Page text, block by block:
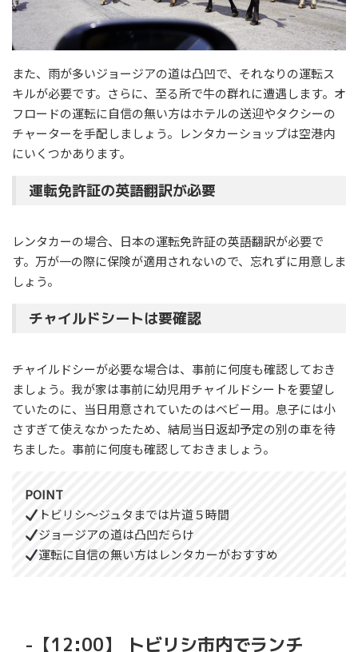
また、雨が多いジョージアの道は凸凹で、それなりの運転ス
キルが必要です。さらに、至る所で牛の群れに遭遇します。オ
フロードの運転に自信の無い方はホテルの送迎やタクシーの
チャーターを手配しましょう。レンタカーショップは空港内
にいくつかあります。
運転免許証の英語翻訳が必要
レンタカーの場合、日本の運転免許証の英語翻訳が必要で
す。万が一の際に保険が適用されないので、忘れずに用意しま
しょう。
チャイルドシートは要確認
チャイルドシーが必要な場合は、事前に何度も確認しておき
ましょう。我が家は事前に幼児用チャイルドシートを要望し
ていたのに、当日用意されていたのはベビー用。息子には小
さすぎて使えなかったため、結局当日返却予定の別の車を待
ちました。事前に何度も確認しておきましょう。
POINT
トビリシ～ジュタまでは片道５時間
ジョージアの道は凸凹だらけ
運転に自信の無い方はレンタカーがおすすめ
-【12:00】 トビリシ市内でランチ